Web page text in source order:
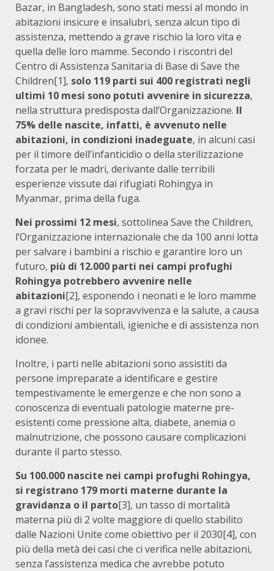
Bazar, in Bangladesh, sono stati messi al mondo in
abitazioni insicure e insalubri, senza alcun tipo di
assistenza, mettendo a grave rischio la loro vita e
quella delle loro mamme. Secondo i riscontri del
Centro di Assistenza Sanitaria di Base di Save the
Children[1], solo 119 parti sui 400 registrati negli
ultimi 10 mesi sono potuti avvenire in sicurezza,
nella struttura predisposta dall’Organizzazione. Il
75% delle nascite, infatti, è avvenuto nelle
abitazioni, in condizioni inadeguate, in alcuni casi
per il timore dell’infanticidio o della sterilizzazione
forzata per le madri, derivante dalle terribili
esperienze vissute dai rifugiati Rohingya in
Myanmar, prima della fuga.
Nei prossimi 12 mesi, sottolinea Save the Children,
l’Organizzazione internazionale che da 100 anni lotta
per salvare i bambini a rischio e garantire loro un
futuro, più di 12.000 parti nei campi profughi
Rohingya potrebbero avvenire nelle
abitazioni[2], esponendo i neonati e le loro mamme
a gravi rischi per la sopravvivenza e la salute, a causa
di condizioni ambientali, igieniche e di assistenza non
idonee.
Inoltre, i parti nelle abitazioni sono assistiti da
persone impreparate a identificare e gestire
tempestivamente le emergenze e che non sono a
conoscenza di eventuali patologie materne pre-
esistenti come pressione alta, diabete, anemia o
malnutrizione, che possono causare complicazioni
durante il parto stesso.
Su 100.000 nascite nei campi profughi Rohingya,
si registrano 179 morti materne durante la
gravidanza o il parto[3], un tasso di mortalità
materna più di 2 volte maggiore di quello stabilito
dalle Nazioni Unite come obiettivo per il 2030[4], con
più della metà dei casi che ci verifica nelle abitazioni,
senza l’assistenza medica che avrebbe potuto